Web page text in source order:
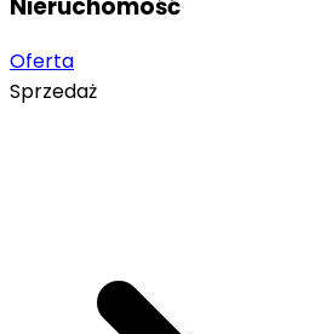
Oferta
Sprzedaż